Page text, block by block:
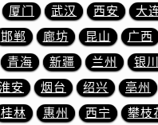
厦门 武汉 西安 大
邯郸 廊坊 昆山 广西
青海 新疆 兰州 银川
安 烟台 绍兴 亳州
桂林 惠州 西宁 攀枝